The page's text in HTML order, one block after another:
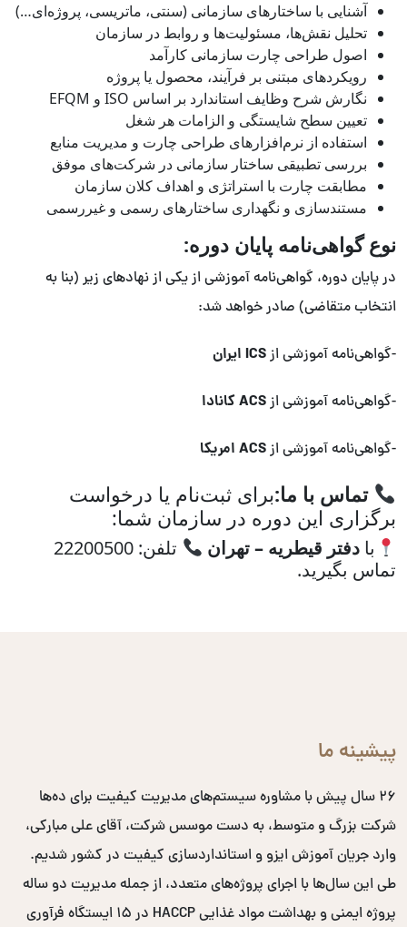
آشنایی با ساختارهای سازمانی (سنتی، ماتریسی، پروژه‌ای…)
تحلیل نقش‌ها، مسئولیت‌ها و روابط در سازمان
اصول طراحی چارت سازمانی کارآمد
رویکردهای مبتنی بر فرآیند، محصول یا پروژه
نگارش شرح وظایف استاندارد بر اساس ISO و EFQM
تعیین سطح شایستگی و الزامات هر شغل
استفاده از نرم‌افزارهای طراحی چارت و مدیریت منابع
بررسی تطبیقی ساختار سازمانی در شرکت‌های موفق
مطابقت چارت با استراتژی و اهداف کلان سازمان
مستندسازی و نگهداری ساختارهای رسمی و غیررسمی
نوع گواهی‌نامه پایان دوره:
در پایان دوره، گواهی‌نامه آموزشی از یکی از نهادهای زیر (بنا به
انتخاب متقاضی) صادر خواهد شد:
-گواهی‌نامه آموزشی ازICS ایران
-گواهی‌نامه آموزشی ازACS کانادا
-گواهی‌نامه آموزشی ازACS امریکا
تماس با ما:برای ثبت‌نام یا درخواست
برگزاری این دوره در سازمان شما:
با دفتر قیطریه – تهران
تلفن: 22200500
تماس بگیرید.
پیشینه ما
۲۶ سال پیش با مشاوره سیستم‌های مدیریت کیفیت برای ده‌ها
شرکت بزرگ و متوسط، به دست موسس شرکت، آقای علی مبارکی،
وارد جریان آموزش ایزو و استانداردسازی کیفیت در کشور شدیم.
طی این سال‌ها با اجرای پروژه‌های متعدد، از جمله مدیریت دو ساله
پروژه ایمنی و بهداشت مواد غذایی HACCP در ۱۵ ایستگاه فرآوری